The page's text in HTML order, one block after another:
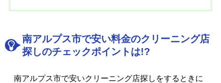
南アルプス市で安い料金のクリーニング店
探しのチェックポイントは!?
南アルプス市で安いクリーニング店探しをするときに